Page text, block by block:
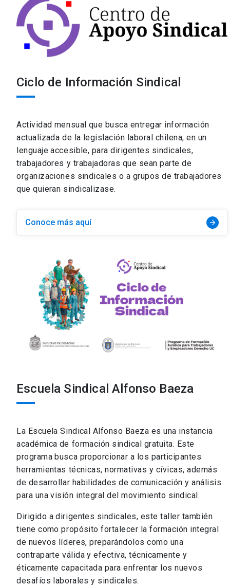
Ciclo de Información Sindical
Actividad mensual que busca entregar información
actualizada de la legislación laboral chilena, en un
lenguaje accesible, para dirigentes sindicales,
trabajadores y trabajadoras que sean parte de
organizaciones sindicales o a grupos de trabajadores
que quieran sindicalizase.
Conoce más aquí arrow_forward
Escuela Sindical Alfonso Baeza
La Escuela Sindical Alfonso Baeza es una instancia
académica de formación sindical gratuita. Este
programa busca proporcionar a los participantes
herramientas técnicas, normativas y cívicas, además
de desarrollar habilidades de comunicación y análisis
para una visión integral del movimiento sindical.
Dirigido a dirigentes sindicales, este taller también
tiene como propósito fortalecer la formación integral
de nuevos líderes, preparándolos como una
contraparte válida y efectiva, técnicamente y
éticamente capacitada para enfrentar los nuevos
desafíos laborales y sindicales.